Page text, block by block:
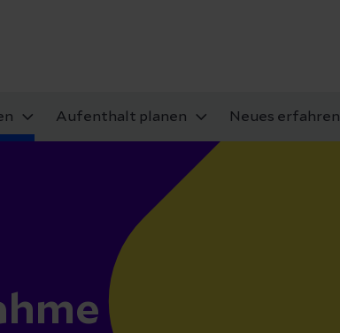
Aufenthalt planen Neues erfahren